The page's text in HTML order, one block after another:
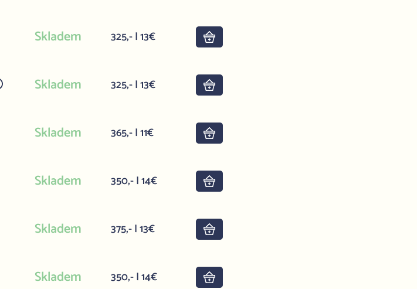
Skladem 325,- | 13€
Skladem 325,- | 13€
Skladem 365,- | 11€
Skladem 350,- | 14€
Skladem 375,- | 13€
Skladem 350,- | 14€